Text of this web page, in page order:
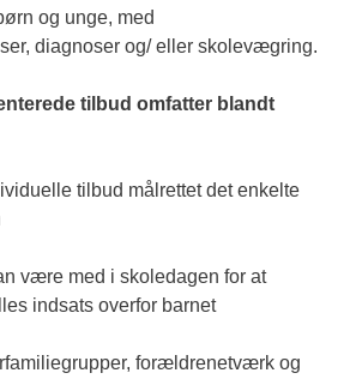
og unge, med
diagnoser og/ eller skolevægring.
tilbud omfatter blandt
tilbud målrettet det enkelte
være med i skoledagen for at
indsats overfor barnet
forældrenetværk og